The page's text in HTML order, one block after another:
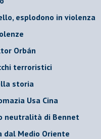
esplodono in violenza
Orbán
terroristici
storia
Usa Cina
neutralità di Bennet
dal Medio Oriente